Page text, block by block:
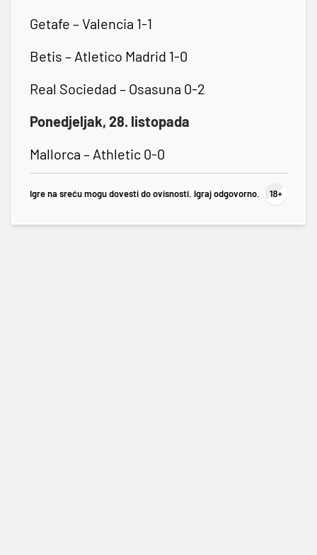
Getafe – Valencia 1-1
Betis – Atletico Madrid 1-0
Real Sociedad – Osasuna 0-2
Ponedjeljak, 28. listopada
Mallorca – Athletic 0-0
Igre na sreću mogu dovesti do ovisnosti. Igraj odgovorno.